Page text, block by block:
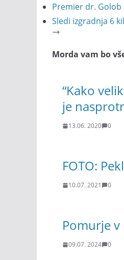
Premier dr.
Sledi izgradnja 6
Morda vam bo
“Kako
je
13.06. 2020 0
FOTO:
10.07. 2021 0
Pomurje
09.07. 2024 0